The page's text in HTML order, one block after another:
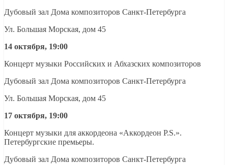
Дубовый зал Дома композиторов Санкт-Петербурга
Ул. Большая Морская, дом 45
14 октября, 19:00
Концерт музыки Российских и Абхазских композиторов
Дубовый зал Дома композиторов Санкт-Петербурга
Ул. Большая Морская, дом 45
17 октября, 19:00
Концерт музыки для аккордеона «Аккордеон P.S.».
Петербургские премьеры.
Дубовый зал Дома композиторов Санкт-Петербурга